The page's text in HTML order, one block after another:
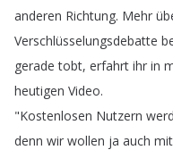
anderen Richtung. Mehr
Verschlüsselungsdebatte
gerade tobt, erfahrt ihr in
heutigen Video.
"Kostenlosen Nutzern
denn wir wollen ja auch mit